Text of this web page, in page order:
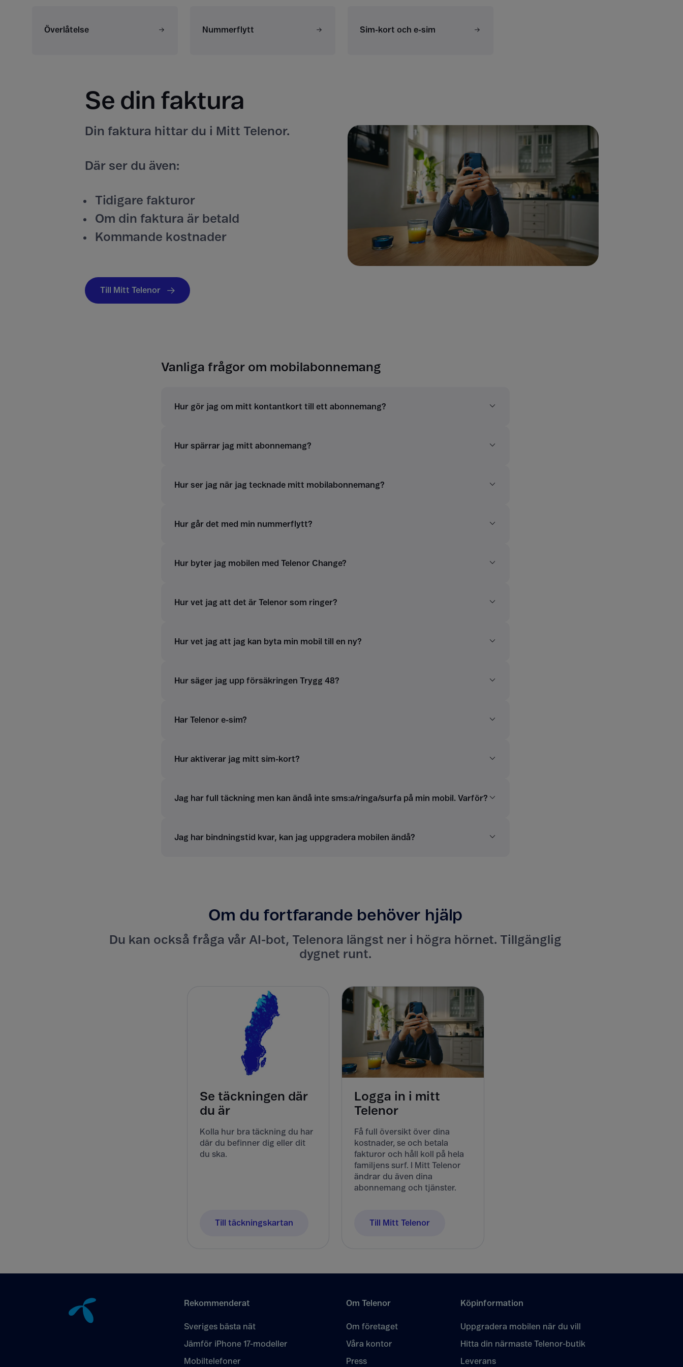
Överlåtelse Nummerflytt Sim-kort och e-sim
Se din faktura
Din faktura hittar du i Mitt Telenor.
Där ser du även:
Tidigare fakturor
Om din faktura är betald
Kommande kostnader
Till Mitt Telenor
Vanliga frågor om mobilabonnemang
Hur gör jag om mitt kontantkort till ett abonnemang?
Hur spärrar jag mitt abonnemang?
Hur ser jag när jag tecknade mitt mobilabonnemang?
Hur går det med min nummerflytt?
Hur byter jag mobilen med Telenor Change?
Hur vet jag att det är Telenor som ringer?
Hur vet jag att jag kan byta min mobil till en ny?
Hur säger jag upp försäkringen Trygg 48?
Har Telenor e-sim?
Hur aktiverar jag mitt sim-kort?
Jag har full täckning men kan ändå inte sms:a/ringa/surfa på min mobil. Varför?
Jag har bindningstid kvar, kan jag uppgradera mobilen ändå?
Om du fortfarande behöver hjälp
Du kan också fråga vår AI-bot, Telenora längst ner i högra hörnet. Tillgänglig
dygnet runt.
Se täckningen där
du är
Kolla hur bra täckning du har
där du befinner dig eller dit
du ska.
Till täckningskartan
Logga in i mitt
Telenor
Få full översikt över dina
kostnader, se och betala
fakturor och håll koll på hela
familjens surf. I Mitt Telenor
ändrar du även dina
abonnemang och tjänster.
Till Mitt Telenor
Rekommenderat
Sveriges bästa nät
Jämför iPhone 17-modeller
Mobiltelefoner
Om Telenor
Om företaget
Våra kontor
Press
Köpinformation
Uppgradera mobilen när du vill
Hitta din närmaste Telenor-butik
Leverans